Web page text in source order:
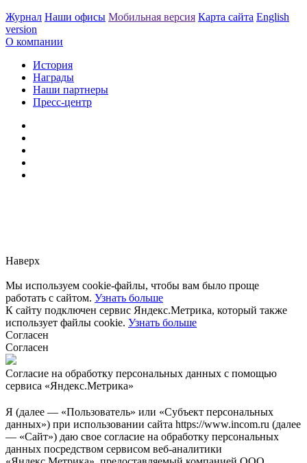
Журнал Наши офисы Мобильная версия Карта сайта English
version
О компании
История
Награды
Наши партнеры
Пресс-центр
Наверх
Мы используем cookie-файлы, чтобы вам было проще
работать с сайтом. Узнать больше
К сайту подключен сервис Яндекс.Метрика, который также
использует файлы cookie. Узнать больше
Согласен
Согласен
Согласие на обработку персональных данных с помощью
сервиса «Яндекс.Метрика»
Я (далее — «Пользователь» или «Субъект персональных
данных») при использовании сайта https://www.incom.ru (далее
— «Сайт») даю свое согласие на обработку персональных
данных посредством сервисом веб-аналитики